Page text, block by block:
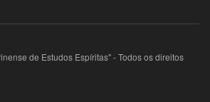
de Estudos Espíritas" - Todos os direitos